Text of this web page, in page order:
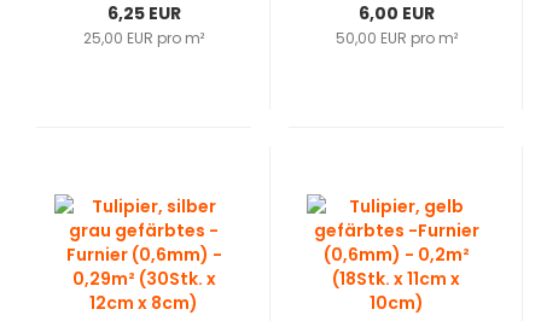
6,25 EUR
25,00 EUR pro m²
6,00 EUR
50,00 EUR pro m²